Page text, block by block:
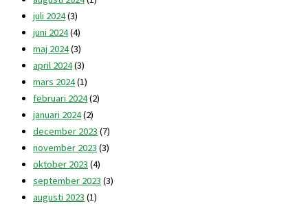
juli 2024(3)
juni 2024(4)
maj 2024(3)
april 2024(3)
mars 2024(1)
februari 2024(2)
januari 2024(2)
december 2023 (7)
november 2023 (3)
oktober 2023 (4)
september 2023 (3)
augusti 2023 (1)